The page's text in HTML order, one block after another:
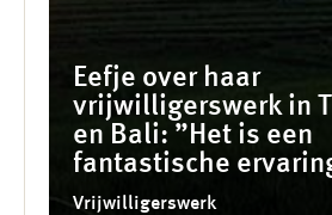
Eefje over haar
vrijwilligerswerk in
en Bali: ”Het is een
fantastische
Vrijwilligerswerk